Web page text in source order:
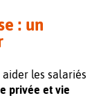
: un
aider les salariés
privée et vie